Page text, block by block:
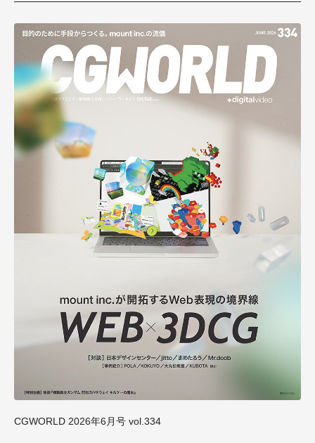
CGWORLD 2026年6月号 vol.334